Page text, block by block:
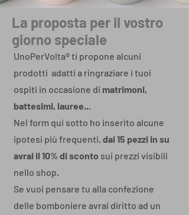
La proposta per il vostro
giorno speciale
UnoPerVolta® ti propone alcuni
prodotti adatti a ringraziare i tuoi
ospiti in occasione di matrimoni,
battesimi, lauree...
Nel form qui sotto ho inserito alcune
ipotesi più frequenti, dai 15 pezzi in su
avrai il 10% di sconto sui prezzi visibili
nello shop.
Se vuoi pensare tu alla confezione
delle bomboniere avrai diritto ad un